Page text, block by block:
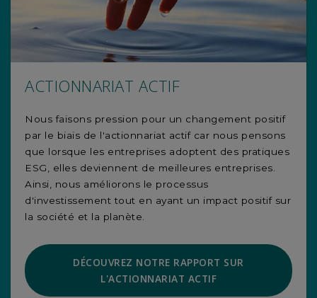
ACTIONNARIAT ACTIF
Nous faisons pression pour un changement positif
par le biais de l'actionnariat actif car nous pensons
que lorsque les entreprises adoptent des pratiques
ESG, elles deviennent de meilleures entreprises.
Ainsi, nous améliorons le processus
d'investissement tout en ayant un impact positif sur
la société et la planète.
DÉCOUVREZ NOTRE RAPPORT SUR
L'ACTIONNARIAT ACTIF